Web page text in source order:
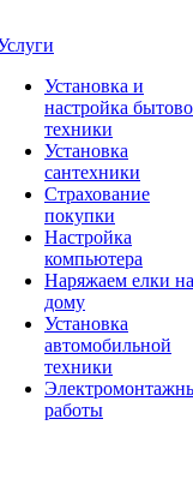
Установка и
настройка
техники
Установка
сантехники
Страхование
покупки
Настройка
компьютера
Наряжаем елки на
дому
Установка
автомобильной
техники
работы